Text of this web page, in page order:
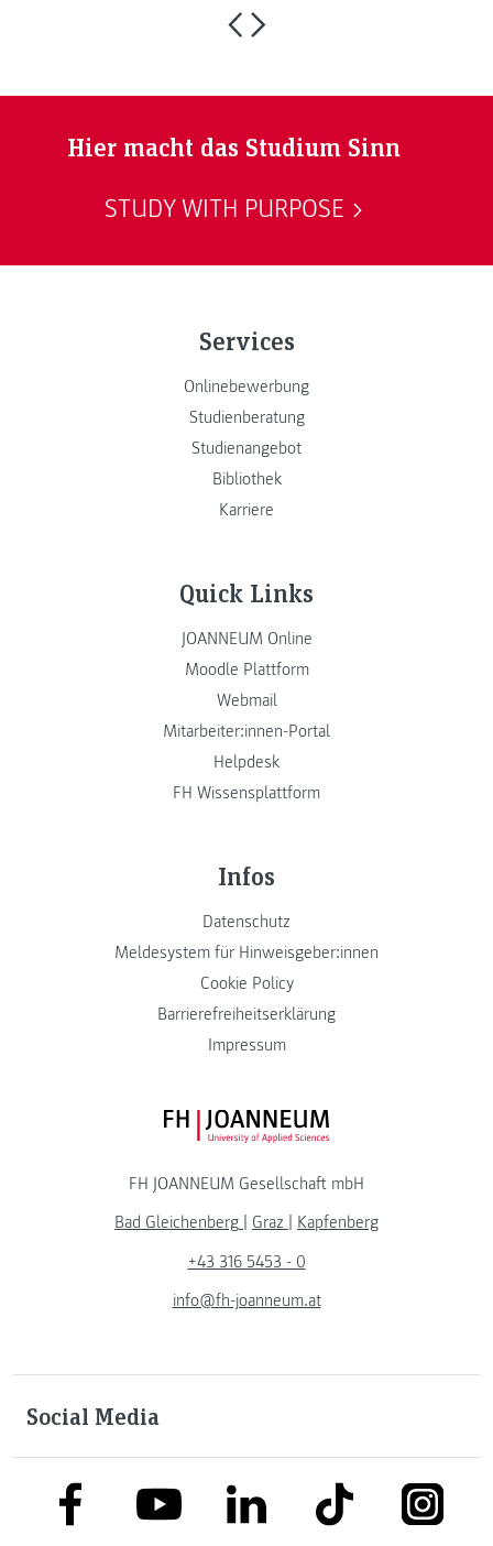
Hier macht das Studium Sinn
STUDY WITH PURPOSE
Services
Onlinebewerbung
Studienberatung
Studienangebot
Bibliothek
Karriere
Quick Links
JOANNEUM Online
Moodle Plattform
Webmail
Mitarbeiter:innen-Portal
Helpdesk
FH Wissensplattform
Infos
Datenschutz
Meldesystem für Hinweisgeber:innen
Cookie Policy
Barrierefreiheitserklärung
Impressum
FH JOANNEUM Logo
FH JOANNEUM Gesellschaft mbH
Bad Gleichenberg
Graz
Kapfenberg
+43 316 5453 - 0
info@fh-joanneum.at
Social Media
link to facebooklink to youtubelink to linkedinlink to tiktok